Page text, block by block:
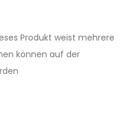
Produkt weist mehrere
können auf der